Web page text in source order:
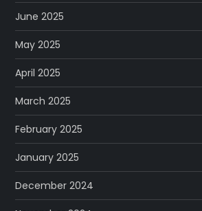
June 2025
May 2025
April 2025
March 2025
February 2025
January 2025
December 2024